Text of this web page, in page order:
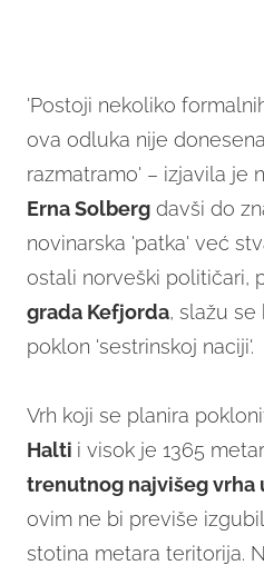
'Postoji nekoliko
ova odluka nije
razmatramo' – izjavila je
Erna Solberg davši do
novinarska 'patka' već
ostali norveški političari,
grada Kefjorda, slažu se
poklon 'sestrinskoj naciji'.
Vrh koji se planira
Halti i visok je 1365
trenutnog najvišeg vrha
ovim ne bi previše
stotina metara teritorija.